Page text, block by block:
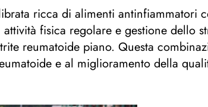
ricca di alimenti antinfiammatori
fisica regolare e gestione dello
reumatoide piano. Questa
e al miglioramento della